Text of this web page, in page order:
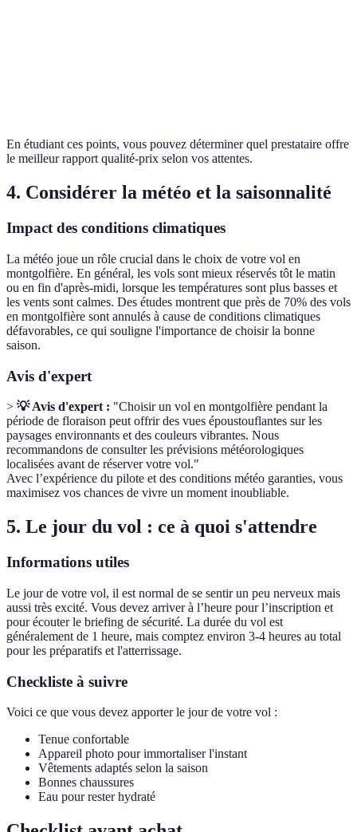
En étudiant ces points, vous pouvez déterminer quel prestataire offre
le meilleur rapport qualité-prix selon vos attentes.
4. Considérer la météo et la saisonnalité
Impact des conditions climatiques
La météo joue un rôle crucial dans le choix de votre vol en
montgolfière. En général, les vols sont mieux réservés tôt le matin
ou en fin d'après-midi, lorsque les températures sont plus basses et
les vents sont calmes. Des études montrent que près de 70% des vols
en montgolfière sont annulés à cause de conditions climatiques
défavorables, ce qui souligne l'importance de choisir la bonne
saison.
Avis d'expert
> 💡 Avis d'expert : "Choisir un vol en montgolfière pendant la
période de floraison peut offrir des vues époustouflantes sur les
paysages environnants et des couleurs vibrantes. Nous
recommandons de consulter les prévisions météorologiques
localisées avant de réserver votre vol."
Avec l’expérience du pilote et des conditions météo garanties, vous
maximisez vos chances de vivre un moment inoubliable.
5. Le jour du vol : ce à quoi s'attendre
Informations utiles
Le jour de votre vol, il est normal de se sentir un peu nerveux mais
aussi très excité. Vous devez arriver à l’heure pour l’inscription et
pour écouter le briefing de sécurité. La durée du vol est
généralement de 1 heure, mais comptez environ 3-4 heures au total
pour les préparatifs et l'atterrissage.
Checkliste à suivre
Voici ce que vous devez apporter le jour de votre vol :
Tenue confortable
Appareil photo pour immortaliser l'instant
Vêtements adaptés selon la saison
Bonnes chaussures
Eau pour rester hydraté